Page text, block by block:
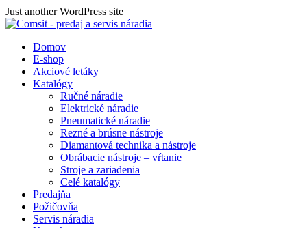
Skip
to
Just another WordPress site
Domov
E-shop
Akciové letáky
Katalógy
Ručné náradie
Elektrické náradie
Pneumatické náradie
Rezné a brúsne nástroje
Diamantová technika a nástroje
Obrábacie nástroje – vŕtanie
Stroje a zariadenia
Celé katalógy
Predajňa
Požičovňa
Servis náradia